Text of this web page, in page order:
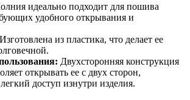
идеально подходит для пошива
удобного открывания и
Изготовлена из пластика, что делает ее
Двухсторонняя конструкция
открывать ее с двух сторон,
доступ изнутри изделия.